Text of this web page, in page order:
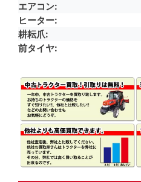
エアコン
ヒーター
耕耘爪
前タイヤ